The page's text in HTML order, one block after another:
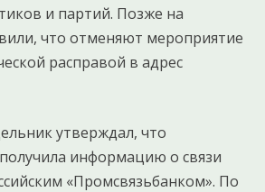
и партий. Позже на
что отменяют мероприятие
расправой в адрес
утверждал, что
информацию о связи
«Промсвязьбанком». По